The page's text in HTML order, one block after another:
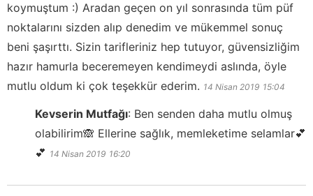
koymuştum :) Aradan geçen on yıl sonrasında tüm püf
noktalarını sizden alıp denedim ve mükemmel sonuç
beni şaşırttı. Sizin tarifleriniz hep tutuyor, güvensizliğim
hazır hamurla beceremeyen kendimeydi aslında, öyle
mutlu oldum ki çok teşekkür ederim. 14 Nisan 2019 15:04
Kevserin Mutfağı: Ben senden daha mutlu olmuş
olabilirim🙈 Ellerine sağlık, memleketime selamlar💕
💕 14 Nisan 2019 16:20